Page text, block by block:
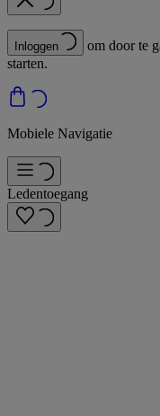
Inloggen
om door te
starten.
Mobiele Navigatie
Ledentoegang